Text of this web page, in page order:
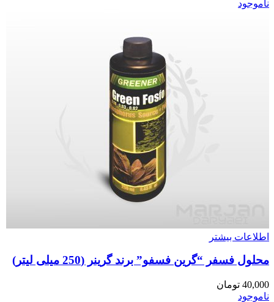
ناموجود
اطلاعات بیشتر
محلول فسفر “گرین فسفو” برند گرینر (250 میلی لیتر)
40,000 تومان
ناموجود